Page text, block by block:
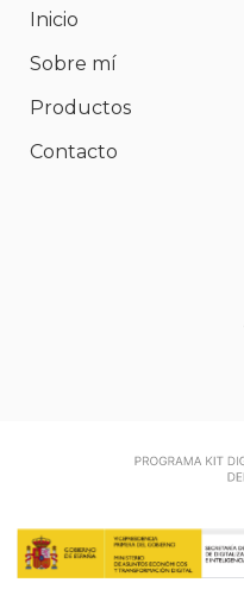
Inicio
Sobre mí
Productos
Contacto